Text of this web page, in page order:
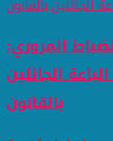
المروري:
الباعة الجائلين
بالقانون